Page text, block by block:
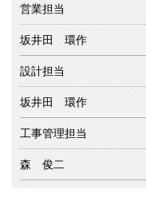
営業担当
坂井田 環作
設計担当
坂井田 環作
工事管理担当
森 俊二